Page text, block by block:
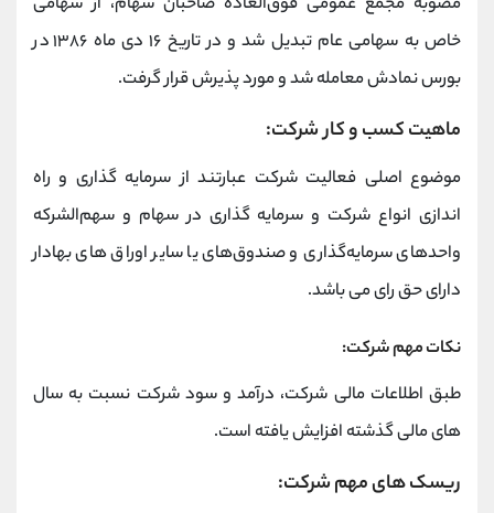
خاص به سهامی عام تبدیل شد و در تاریخ ۱۶ دی ماه ۱۳۸۶ در
بورس نمادش معامله شد و مورد پذیرش قرار گرفت.
ماهیت کسب و کار شرکت:
موضوع اصلی فعالیت شرکت عبارتند از سرمایه گذاری و راه
اندازی انواع شرکت و سرمایه گذاری در سهام و سهم‌الشرکه
واحدهای سرمایه‌گذاری و صندوق‌های یا سایر اوراق های بهادار
دارای حق رای می باشد.
نکات مهم شرکت:
طبق اطلاعات مالی شرکت، درآمد و سود شرکت نسبت به سال
های مالی گذشته افزایش یافته است.
ریسک های مهم شرکت: